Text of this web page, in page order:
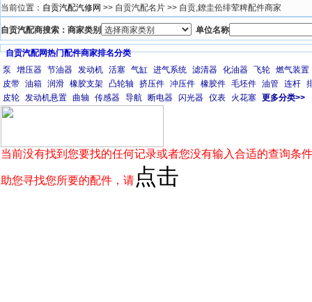
当前位置： 自贡汽配汽修网 >> 自贡汽配名片 >> 自贡,鐐圭伀绯荤粺配件商家
自贡汽配商搜索：商家类别 单位名称
自贡汽配网热门配件商家排名分类
泵
增压器 节油器 发动机 活塞 气缸 进气系统 滤清器 化油器 飞轮 燃气装置
皮带 油箱 润滑 橡胶支架 凸轮轴 挤压件 冲压件 橡胶件 毛坯件 油管 连杆
皮轮 发动机悬置 曲轴 传感器 导航 断电器 闪光器 仪表 火花塞 更多分类>>
当前没有找到您要找的任何记录或者您没有输入合适的查询条
助您寻找您所要的配件，请 点击